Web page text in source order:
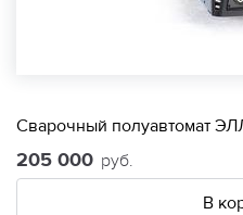
Сварочный полуавтомат
205 000 руб.
В